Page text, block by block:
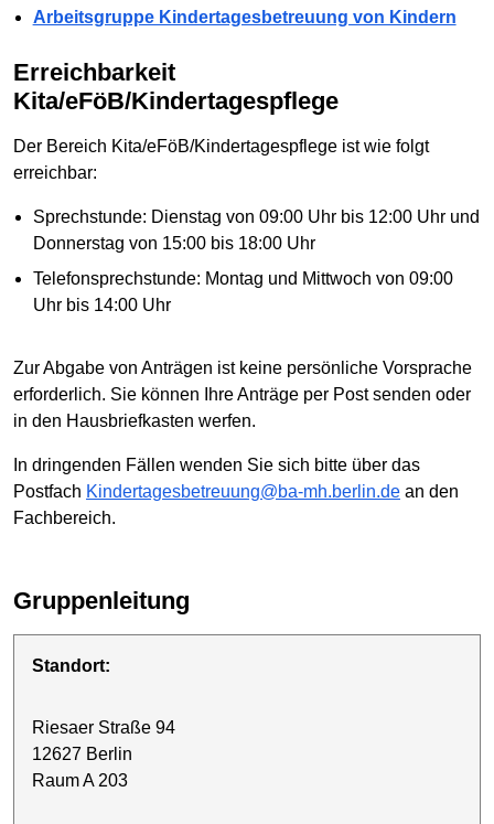
Arbeitsgruppe Kindertagesbetreuung von Kindern
Erreichbarkeit
Kita/eFöB/Kindertagespflege
Der Bereich Kita/eFöB/Kindertagespflege ist wie folgt
erreichbar:
Sprechstunde: Dienstag von 09:00 Uhr bis 12:00 Uhr und
Donnerstag von 15:00 bis 18:00 Uhr
Telefonsprechstunde: Montag und Mittwoch von 09:00
Uhr bis 14:00 Uhr
Zur Abgabe von Anträgen ist keine persönliche Vorsprache
erforderlich. Sie können Ihre Anträge per Post senden oder
in den Hausbriefkasten werfen.
In dringenden Fällen wenden Sie sich bitte über das
Postfach Kindertagesbetreuung@ba-mh.berlin.de an den
Fachbereich.
Gruppenleitung
Standort:
Riesaer Straße 94
12627 Berlin
Raum A 203